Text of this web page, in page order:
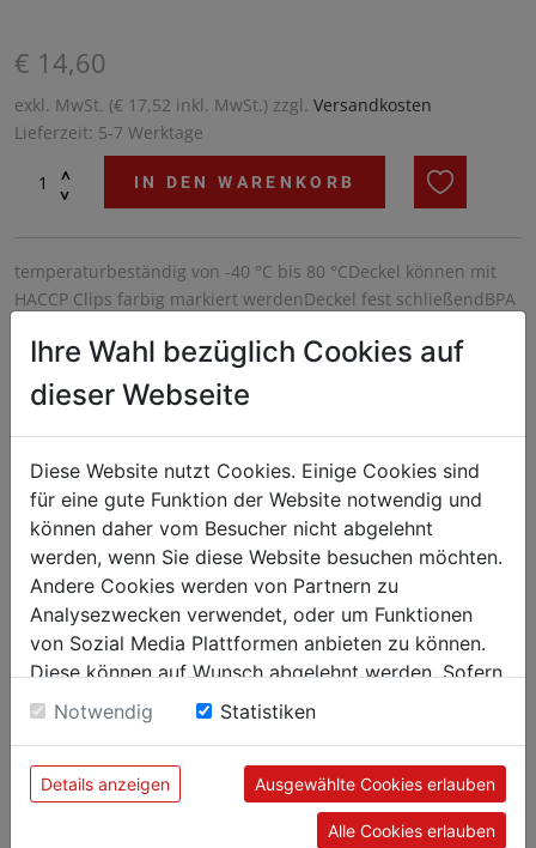
€ 14,60
exkl. MwSt. (€ 17,52 inkl. MwSt.) zzgl. Versandkosten
Lieferzeit: 5-7 Werktage
^
^
IN DEN WARENKORB
temperaturbeständig von -40 °C bis 80 °CDeckel können mit
HACCP Clips farbig markiert werdenDeckel fest schließendBPA
Ihre Wahl bezüglich Cookies auf
dieser Webseite
Diese Website nutzt Cookies. Einige Cookies sind
für eine gute Funktion der Website notwendig und
können daher vom Besucher nicht abgelehnt
werden, wenn Sie diese Website besuchen möchten.
Andere Cookies werden von Partnern zu
Analysezwecken verwendet, oder um Funktionen
von Sozial Media Plattformen anbieten zu können.
Diese können auf Wunsch abgelehnt werden. Sofern
sie unsere Webseite weiter nutzen, geben Sie
Einwilligung zu unseren Cookies.
Notwendig Statistiken
Details anzeigen Ausgewählte Cookies erlauben
Alle Cookies erlauben